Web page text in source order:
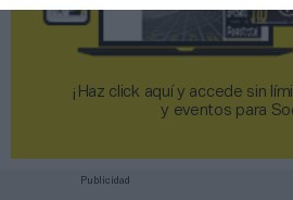
¡Haz click aquí y accede sin
y eventos para
Publicidad